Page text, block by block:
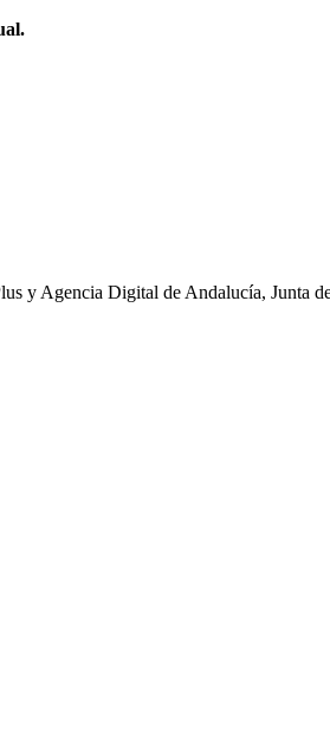
y Agencia Digital de Andalucía, Junta